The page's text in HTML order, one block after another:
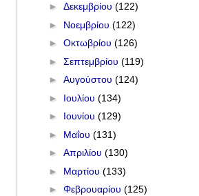
► Δεκεμβρίου (122)
► Νοεμβρίου (122)
► Οκτωβρίου (126)
► Σεπτεμβρίου (119)
► Αυγούστου (124)
► Ιουλίου (134)
► Ιουνίου (129)
► Μαΐου (131)
► Απριλίου (130)
► Μαρτίου (133)
► Φεβρουαρίου (125)